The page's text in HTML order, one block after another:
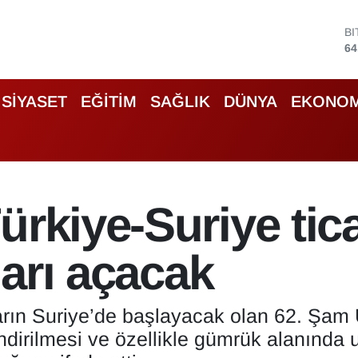
SİYASET EĞİTİM SAĞLIK DÜNYA
Suriye
açacak
Suriye’de başlayacak olan 62. Şam
ve özellikle gümrük alanında